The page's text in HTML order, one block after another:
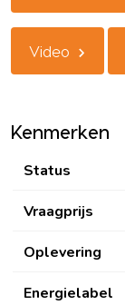
Video
Kenmerken
Status
Vraagprijs
Oplevering
Energielabel